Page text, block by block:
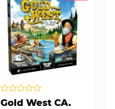
Gold West CA.